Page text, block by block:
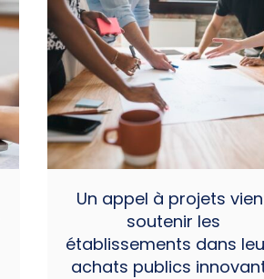
Un appel à projets
soutenir les
établissements dans
achats publics